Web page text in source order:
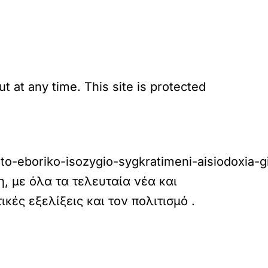
at any time. This site is protected
eboriko-isozygio-sygkratimeni-aisiodoxia-
με όλα τα τελευταία νέα και
εξελίξεις και τον πολιτισμό .